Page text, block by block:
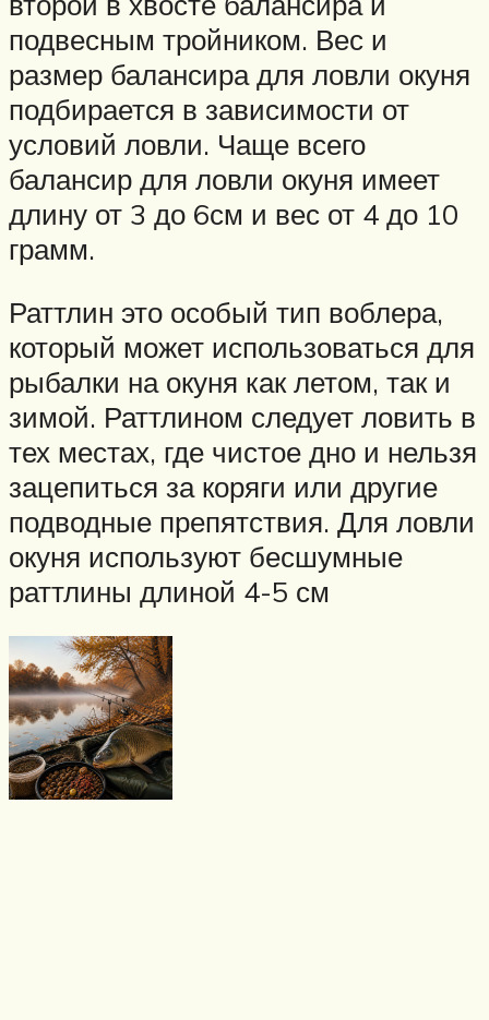
подвесным тройником. Вес и
размер балансира для ловли окуня
подбирается в зависимости от
условий ловли. Чаще всего
балансир для ловли окуня имеет
длину от 3 до 6см и вес от 4 до 10
грамм.
Раттлин это особый тип воблера,
который может использоваться для
рыбалки на окуня как летом, так и
зимой. Раттлином следует ловить в
тех местах, где чистое дно и нельзя
зацепиться за коряги или другие
подводные препятствия. Для ловли
окуня используют бесшумные
раттлины длиной 4-5 см